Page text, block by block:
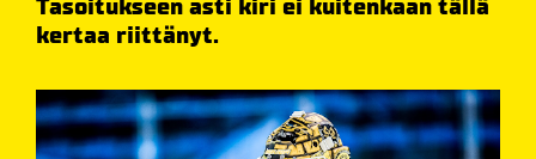
Tasoitukseen asti kiri ei kuitenkaan tällä
kertaa riittänyt.